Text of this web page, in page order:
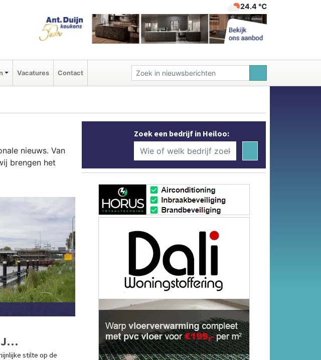
24.4 ℃
Vacatures Contact
nieuws. Van
brengen het
gemeenten in
stilte op de
Zoek een bedrijf in Heiloo: